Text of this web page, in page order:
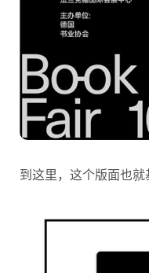
到这里，这个版面也就